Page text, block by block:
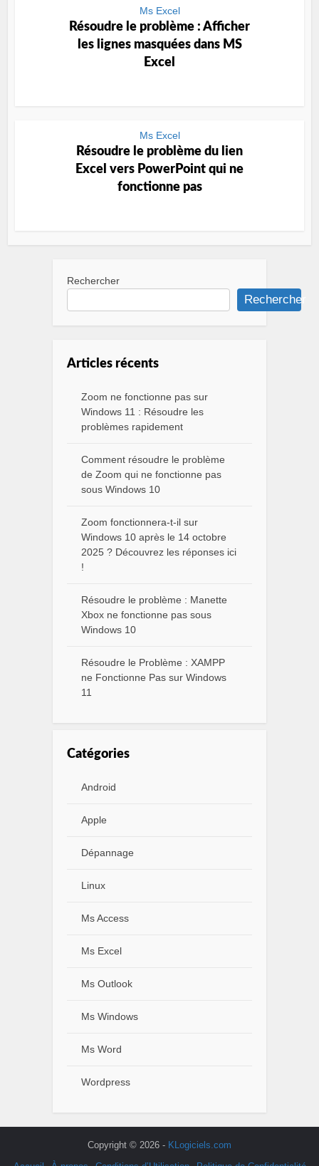
Ms Excel
Résoudre le problème : Afficher
les lignes masquées dans MS
Excel
Ms Excel
Résoudre le problème du lien
Excel vers PowerPoint qui ne
fonctionne pas
Rechercher
Rechercher
Articles récents
Zoom ne fonctionne pas sur
Windows 11 : Résoudre les
problèmes rapidement
Comment résoudre le problème
de Zoom qui ne fonctionne pas
sous Windows 10
Zoom fonctionnera-t-il sur
Windows 10 après le 14 octobre
2025 ? Découvrez les réponses ici
!
Résoudre le problème : Manette
Xbox ne fonctionne pas sous
Windows 10
Résoudre le Problème : XAMPP
ne Fonctionne Pas sur Windows
11
Catégories
Android
Apple
Dépannage
Linux
Ms Access
Ms Excel
Ms Outlook
Ms Windows
Ms Word
Wordpress
Copyright © 2026 - KLogiciels.com